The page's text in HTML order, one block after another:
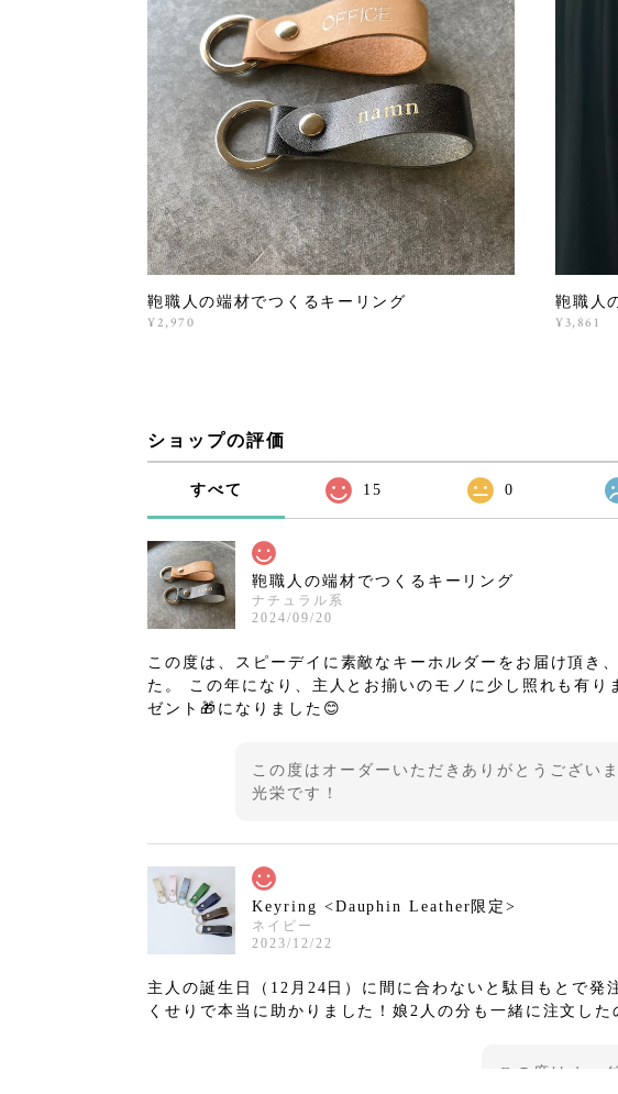
鞄職人の端材でつくるキーリング
¥2,970
鞄職人
¥3,861
ショップの評価
すべて 15 0
鞄職人の端材でつくるキーリング
ナチュラル系
2024/09/20
この度は、スピーデイに素敵なキーホルダーをお届け頂き
た。 この年になり、主人とお揃いのモノに少し照れも有
ゼント🎁になりました😊
この度はオーダーいただきありがとうござい
光栄です！
Keyring <Dauphin Leather限定>
ネイビー
2023/12/22
主人の誕生日（12月24日）に間に合わないと駄目もとで
くせりで本当に助かりました！娘2人の分も一緒に注文し
この度はオー